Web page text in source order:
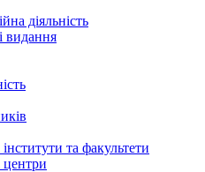
діяльність
видання
та факультети
центри